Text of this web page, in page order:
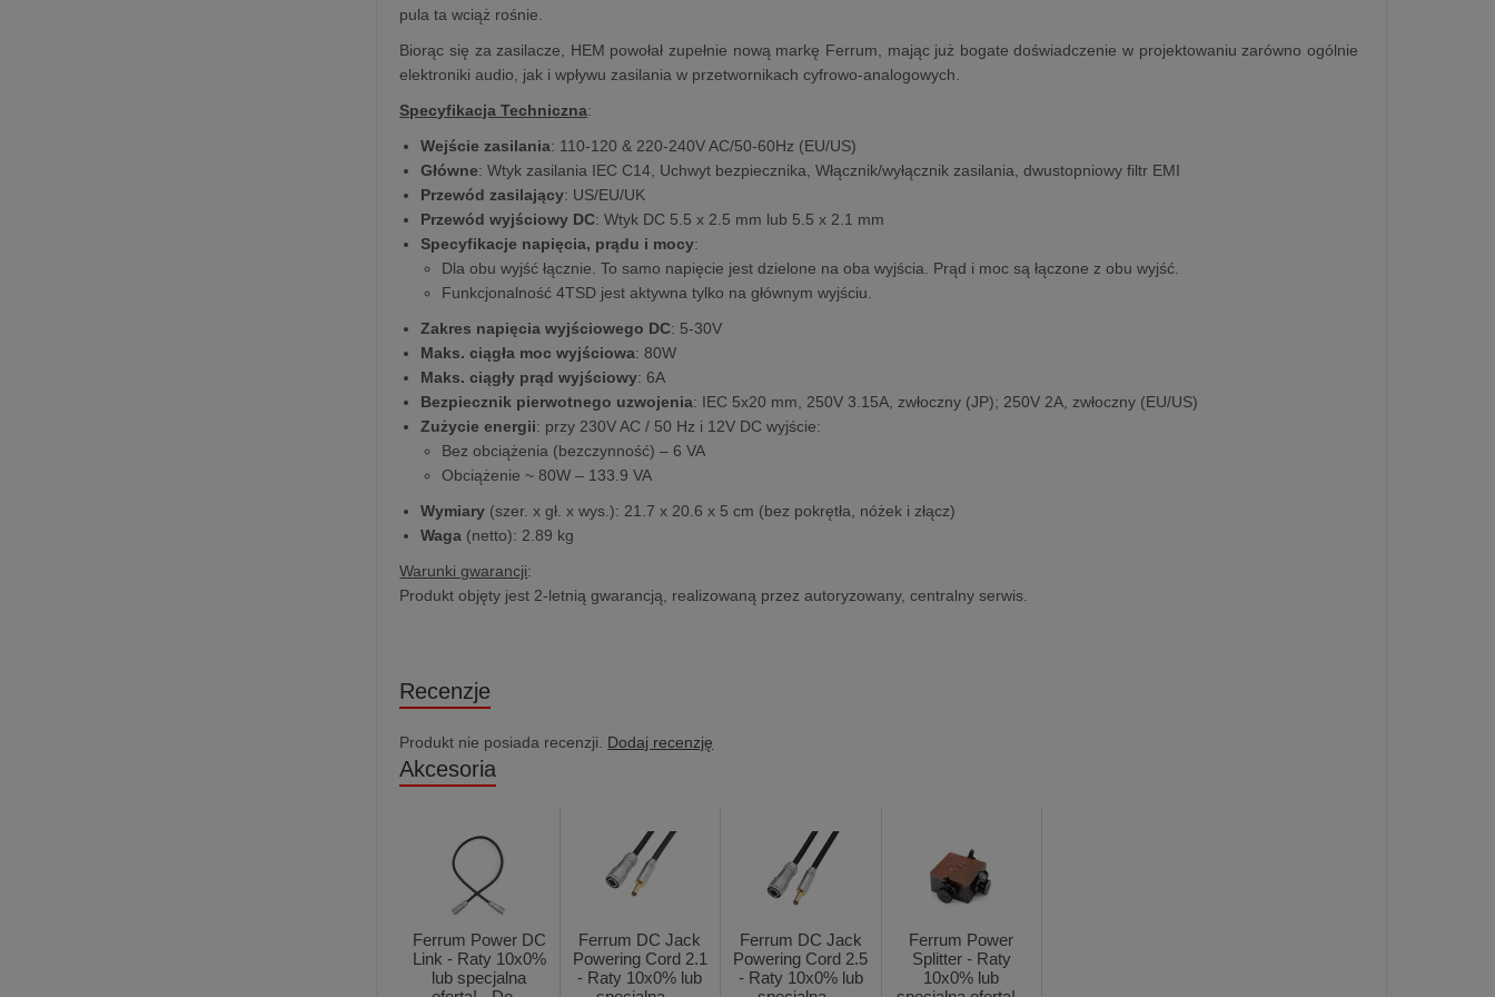
pula ta wciąż rośnie.
Biorąc się za zasilacze, HEM powołał zupełnie nową markę Ferrum, mając już bogate doświadczenie w projektowaniu zarówno ogólnie
elektroniki audio, jak i wpływu zasilania w przetwornikach cyfrowo-analogowych.
Specyfikacja Techniczna:
Wejście zasilania: 110-120 & 220-240V AC/50-60Hz (EU/US)
Główne: Wtyk zasilania IEC C14, Uchwyt bezpiecznika, Włącznik/wyłącznik zasilania, dwustopniowy filtr EMI
Przewód zasilający: US/EU/UK
Przewód wyjściowy DC: Wtyk DC 5.5 x 2.5 mm lub 5.5 x 2.1 mm
Specyfikacje napięcia, prądu i mocy:
Dla obu wyjść łącznie. To samo napięcie jest dzielone na oba wyjścia. Prąd i moc są łączone z obu wyjść.
Funkcjonalność 4TSD jest aktywna tylko na głównym wyjściu.
Zakres napięcia wyjściowego DC: 5-30V
Maks. ciągła moc wyjściowa: 80W
Maks. ciągły prąd wyjściowy: 6A
Bezpiecznik pierwotnego uzwojenia: IEC 5x20 mm, 250V 3.15A, zwłoczny (JP); 250V 2A, zwłoczny (EU/US)
Zużycie energii: przy 230V AC / 50 Hz i 12V DC wyjście:
Bez obciążenia (bezczynność) – 6 VA
Obciążenie ~ 80W – 133.9 VA
Wymiary (szer. x gł. x wys.): 21.7 x 20.6 x 5 cm (bez pokrętła, nóżek i złącz)
Waga (netto): 2.89 kg
Warunki gwarancji:
Produkt objęty jest 2-letnią gwarancją, realizowaną przez autoryzowany, centralny serwis.
Recenzje
Produkt nie posiada recenzji. Dodaj recenzję
Akcesoria
Ferrum Power DC
Link - Raty 10x0%
lub specjalna
Ferrum DC Jack
Powering Cord 2.1
- Raty 10x0% lub
Ferrum DC Jack
Powering Cord 2.5
- Raty 10x0% lub
Ferrum Power
Splitter - Raty
10x0% lub